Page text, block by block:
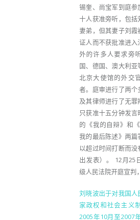
锡奎、尚宝军到庭
十人获准旁听，包括
妻弟，但其妻子刘霞
证人而不获批准进
外的许多人要求旁
国、德国、澳大利
北京大使馆的外交
者。庭审进行了两
及其律师进行了无
只获准十五分钟发
的《我的自辩》和
我的最后陈述》两
以超过时间打断而
出发表）。 12月25
级人民法院开庭宣判
刘晓波出于对我国人
家政权和社会主义
2005年10月至2007